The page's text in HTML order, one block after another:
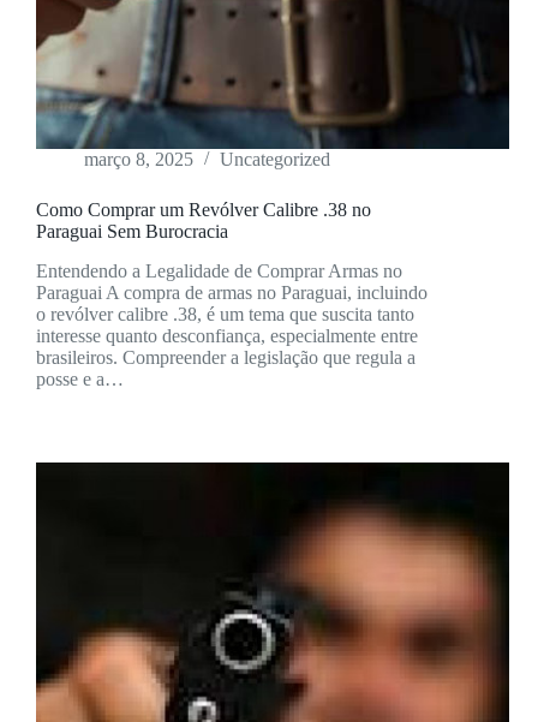
março 8, 2025 Uncategorized
Como Comprar um Revólver Calibre .38 no
Paraguai Sem Burocracia
Entendendo a Legalidade de Comprar Armas no
Paraguai A compra de armas no Paraguai, incluindo
o revólver calibre .38, é um tema que suscita tanto
interesse quanto desconfiança, especialmente entre
brasileiros. Compreender a legislação que regula a
posse e a…